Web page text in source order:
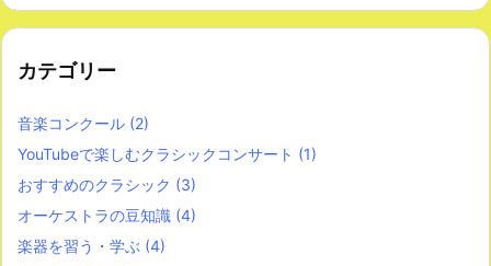
カテゴリー
音楽コンクール (2)
YouTubeで楽しむクラシックコンサート (1)
おすすめのクラシック (3)
オーケストラの豆知識 (4)
楽器を習う・学ぶ (4)